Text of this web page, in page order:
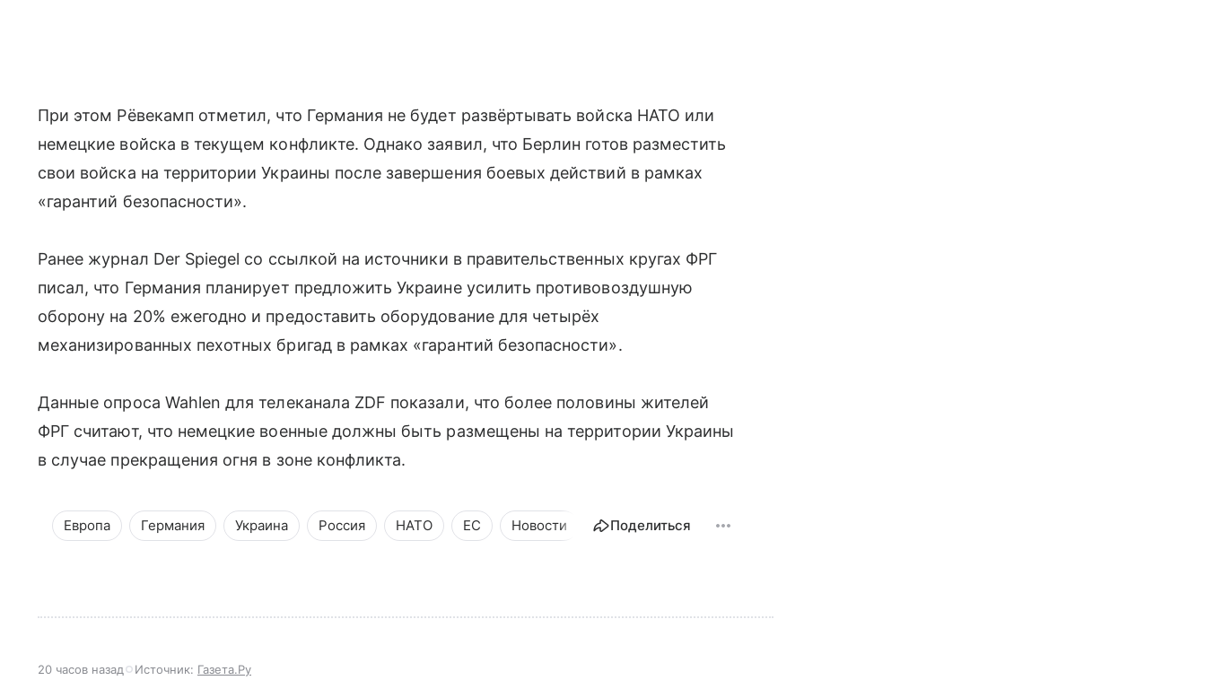
При этом Рёвекамп отметил, что Германия не будет развёртывать войска НАТО или
немецкие войска в текущем конфликте. Однако заявил, что Берлин готов разместить
свои войска на территории Украины после завершения боевых действий в рамках
«гарантий безопасности».
Ранее журнал Der Spiegel со ссылкой на источники в правительственных кругах ФРГ
писал, что Германия планирует предложить Украине усилить противовоздушную
оборону на 20% ежегодно и предоставить оборудование для четырёх
механизированных пехотных бригад в рамках «гарантий безопасности».
Данные опроса Wahlen для телеканала ZDF показали, что более половины жителей
ФРГ считают, что немецкие военные должны быть размещены на территории Украины
в случае прекращения огня в зоне конфликта.
Европа Германия Украина Россия НАТО ЕС Новости Общество
Поделиться
20 часов назад Источник: Газета.Ру